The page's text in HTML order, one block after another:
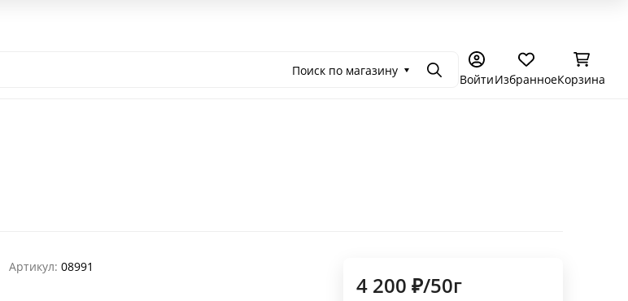
Поиск по магазину ПоискВойтиИзбранноеКорзина
Артикул: 08991
4 200 ₽/50г